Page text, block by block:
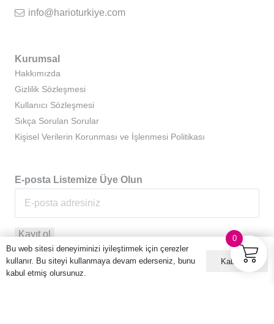
info@harioturkiye.com
Kurumsal
Hakkımızda
Gizlilik Sözleşmesi
Kullanıcı Sözleşmesi
Sıkça Sorulan Sorular
Kişisel Verilerin Korunması ve İşlenmesi Politikası
E-posta Listemize Üye Olun
0
Bu web sitesi deneyiminizi iyileştirmek için çerezler
kullanır. Bu siteyi kullanmaya devam ederseniz, bunu
kabul etmiş olursunuz.
Kabul ET